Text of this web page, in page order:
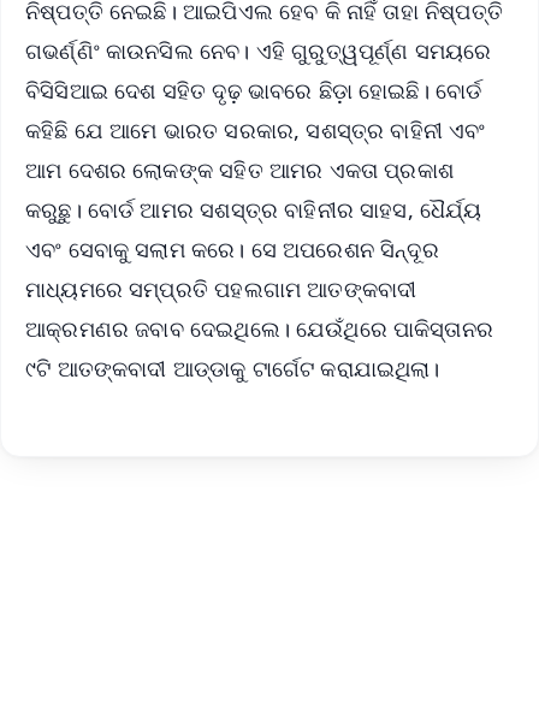
ନିଷ୍ପତ୍ତି ନେଇଛି। ଆଇପିଏଲ ହେବ କି ନାହିଁ ତାହା ନିଷ୍ପତ୍ତି
ଗଭର୍ଣ୍ଣିଂ କାଉନସିଲ ନେବ। ଏହି ଗୁରୁତ୍ୱପୂର୍ଣ୍ଣ ସମୟରେ
ବିସିସିଆଇ ଦେଶ ସହିତ ଦୃଢ଼ ଭାବରେ ଛିଡ଼ା ହୋଇଛି। ବୋର୍ଡ
କହିଛି ଯେ ଆମେ ଭାରତ ସରକାର, ସଶସ୍ତ୍ର ବାହିନୀ ଏବଂ
ଆମ ଦେଶର ଲୋକଙ୍କ ସହିତ ଆମର ଏକତା ପ୍ରକାଶ
କରୁଛୁ। ବୋର୍ଡ ଆମର ସଶସ୍ତ୍ର ବାହିନୀର ସାହସ, ଧୈର୍ଯ୍ୟ
ଏବଂ ସେବାକୁ ସଲାମ କରେ। ସେ ଅପରେଶନ ସିନ୍ଦୂର
ମାଧ୍ୟମରେ ସମ୍ପ୍ରତି ପହଲଗାମ ଆତଙ୍କବାଦୀ
ଆକ୍ରମଣର ଜବାବ ଦେଇଥିଲେ। ଯେଉଁଥିରେ ପାକିସ୍ତାନର
୯ଟି ଆତଙ୍କବାଦୀ ଆଡ୍ଡାକୁ ଟାର୍ଗେଟ କରାଯାଇଥିଲା।